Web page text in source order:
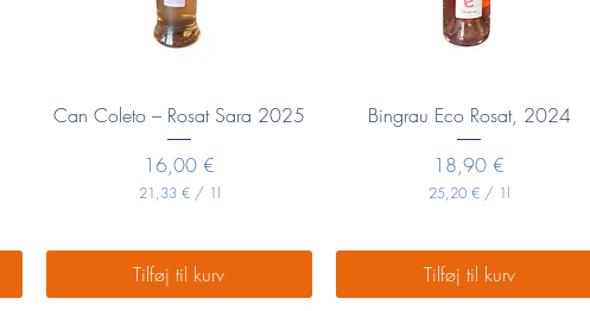
Hurtigvisning
Can Coleto – Rosat Sara 2025
Pris
16,00 €
21,33 € / 1l
,
3
3
Tilføj til kurv
Hurtigvisning
Bingrau Eco Rosat, 2024
Pris
18,90 €
25,20 € / 1l
,
2
0
Tilføj til kurv